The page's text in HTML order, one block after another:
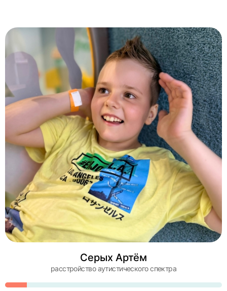
Серых Артём
расстройство аутистического спектра